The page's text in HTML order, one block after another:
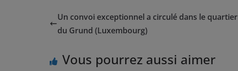
Un convoi exceptionnel a circulé dans le quartier
du Grund (Luxembourg)
Vous pourrez aussi aimer